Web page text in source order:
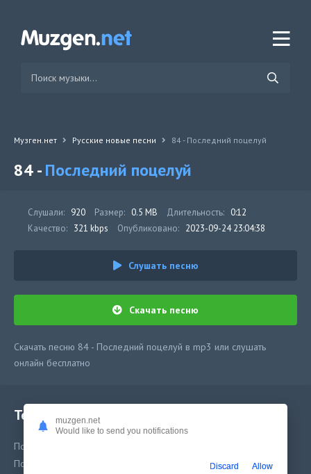
Музген.нет Русские новые песни 84 - Последний поцелуй
84 -Последний поцелуй
Слушали: 920 Размер: 0.5 MB Длительность: 0:12
Качество: 321 kbps Опубликовано: 2023-09-24 23:04:38
Слушать песню
Скачать песню
Скачать песню 84 - Последний поцелуй в mp3 или слушать
онлайн бесплатно
Текст песни
Последний поцелуй
Последний поцелуй
muzgen.net
Would like to send you notifications
Discard Allow